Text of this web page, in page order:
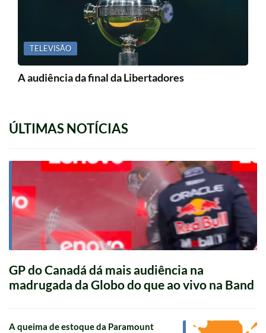
TELEVISÃO
A audiência da final da Libertadores
ÚLTIMAS NOTÍCIAS
GP do Canadá dá mais audiência na
madrugada da Globo do que ao vivo na Band
A queima de estoque da Paramount